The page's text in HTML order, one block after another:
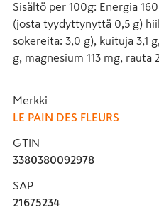
Sisältö per 100g: Energia
(josta tyydyttynyttä 0,5 g)
sokereita: 3,0 g), kuituja 3,1
g, magnesium 113 mg, rauta
Merkki
LE PAIN DES FLEURS
GTIN
3380380092978
SAP
21675234